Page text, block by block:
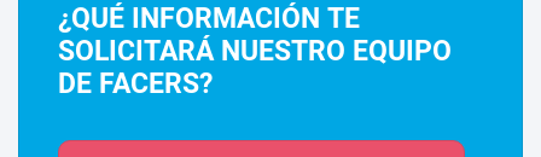
¿QUÉ INFORMACIÓN TE
SOLICITARÁ NUESTRO EQUIPO
DE FACERS?